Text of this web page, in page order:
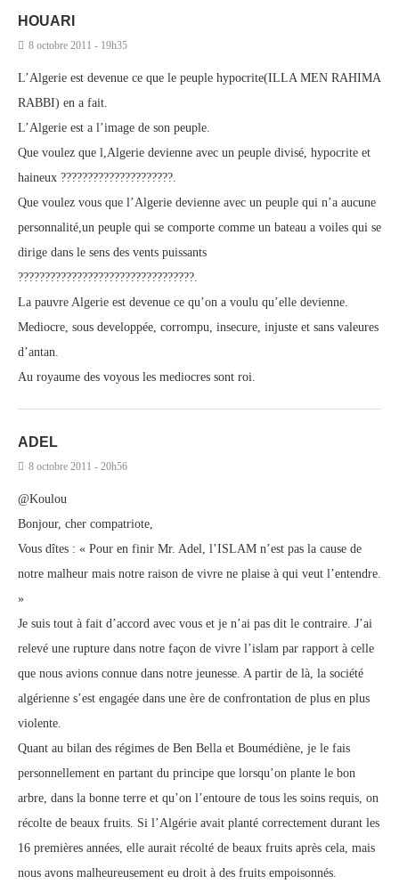
HOUARI
8 octobre 2011 - 19h35
L’Algerie est devenue ce que le peuple hypocrite(ILLA MEN RAHIMA
RABBI) en a fait.
L’Algerie est a l’image de son peuple.
Que voulez que l,Algerie devienne avec un peuple divisé, hypocrite et
haineux ?????????????????????.
Que voulez vous que l’Algerie devienne avec un peuple qui n’a aucune
personnalité,un peuple qui se comporte comme un bateau a voiles qui se
dirige dans le sens des vents puissants
?????????????????????????????????.
La pauvre Algerie est devenue ce qu’on a voulu qu’elle devienne.
Mediocre, sous developpée, corrompu, insecure, injuste et sans valeures
d’antan.
Au royaume des voyous les mediocres sont roi.
ADEL
8 octobre 2011 - 20h56
@Koulou
Bonjour, cher compatriote,
Vous dîtes : « Pour en finir Mr. Adel, l’ISLAM n’est pas la cause de
notre malheur mais notre raison de vivre ne plaise à qui veut l’entendre.
»
Je suis tout à fait d’accord avec vous et je n’ai pas dit le contraire. J’ai
relevé une rupture dans notre façon de vivre l’islam par rapport à celle
que nous avions connue dans notre jeunesse. A partir de là, la société
algérienne s’est engagée dans une ère de confrontation de plus en plus
violente.
Quant au bilan des régimes de Ben Bella et Boumédiène, je le fais
personnellement en partant du principe que lorsqu’on plante le bon
arbre, dans la bonne terre et qu’on l’entoure de tous les soins requis, on
récolte de beaux fruits. Si l’Algérie avait planté correctement durant les
16 premières années, elle aurait récolté de beaux fruits après cela, mais
nous avons malheureusement eu droit à des fruits empoisonnés.